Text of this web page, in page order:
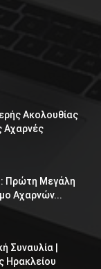
Ακολουθίας
Αχαρνές
Πρώτη Μεγάλη
Αχαρνών...
Συναυλία |
Ηρακλείου